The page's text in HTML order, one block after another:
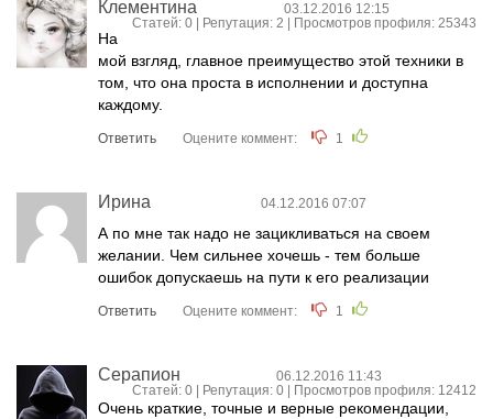
Клементина
03.12.2016 12:15
Статей: 0 | Репутация: 2 | Просмотров профиля: 25343
На
мой взгляд, главное преимущество этой техники в
том, что она проста в исполнении и доступна
каждому.
Ответить Оцените коммент: 1
Ирина 04.12.2016 07:07
А по мне так надо не зацикливаться на своем
желании. Чем сильнее хочешь - тем больше
ошибок допускаешь на пути к его реализации
Ответить Оцените коммент: 1
Серапион
06.12.2016 11:43
Статей: 0 | Репутация: 0 | Просмотров профиля: 12412
Очень краткие, точные и верные рекомендации,